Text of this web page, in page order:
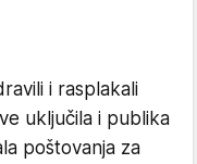
i rasplakali
uključila i publika
poštovanja za